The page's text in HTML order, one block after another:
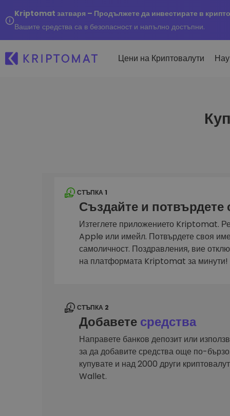
Kriptomat затваря – Продължете да инвестирате в
Вашите средства са в безопасност и напълно достъпни.
Цени на Криптовалути
Купуване и
в криптовалути
Kriptomat Портфейл
Сигурен и опростен
криптовалута
Инвестиционен
Намери своята крипто
СТЪПКА 1
Създайте и потвърдете
Изтеглете приложението Kriptomat.
Apple или имейл. Потвърдете своя
самоличност. Поздравления, вие
на платформата Kriptomat за минути!
СТЪПКА 2
Добавете средства
Направете банков депозит или
за да добавите средства още по-
купувате и над 2000 други
Wallet.